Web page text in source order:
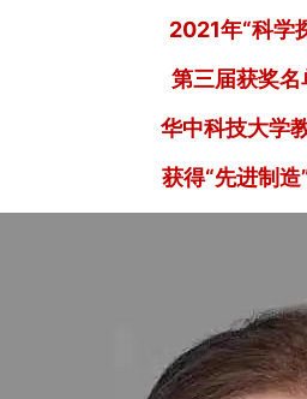
2021年“科学
第三届获奖名
华中科技大学
获得“先进制造